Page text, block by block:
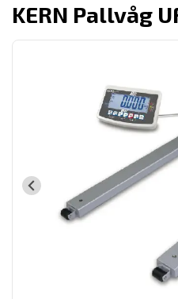
KERN Pallvåg